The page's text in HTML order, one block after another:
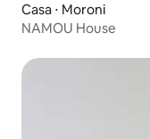
Casa ⋅ Moroni
NAMOU House